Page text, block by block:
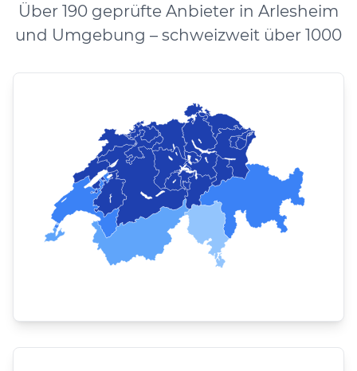
Über 190 geprüfte Anbieter in Arlesheim
und Umgebung – schweizweit über 1000